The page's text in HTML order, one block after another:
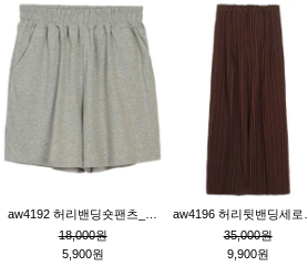
18,000원
5,900원
35,000원
9,900원